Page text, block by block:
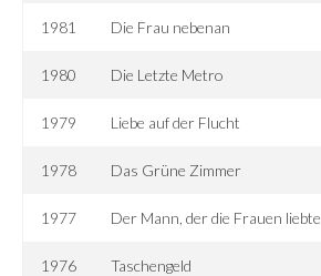
1981 Die Frau nebenan
1980 Die Letzte Metro
1979 Liebe auf der Flucht
1978 Das Grüne Zimmer
1977 Der Mann, der die Frauen liebte
1976 Taschengeld